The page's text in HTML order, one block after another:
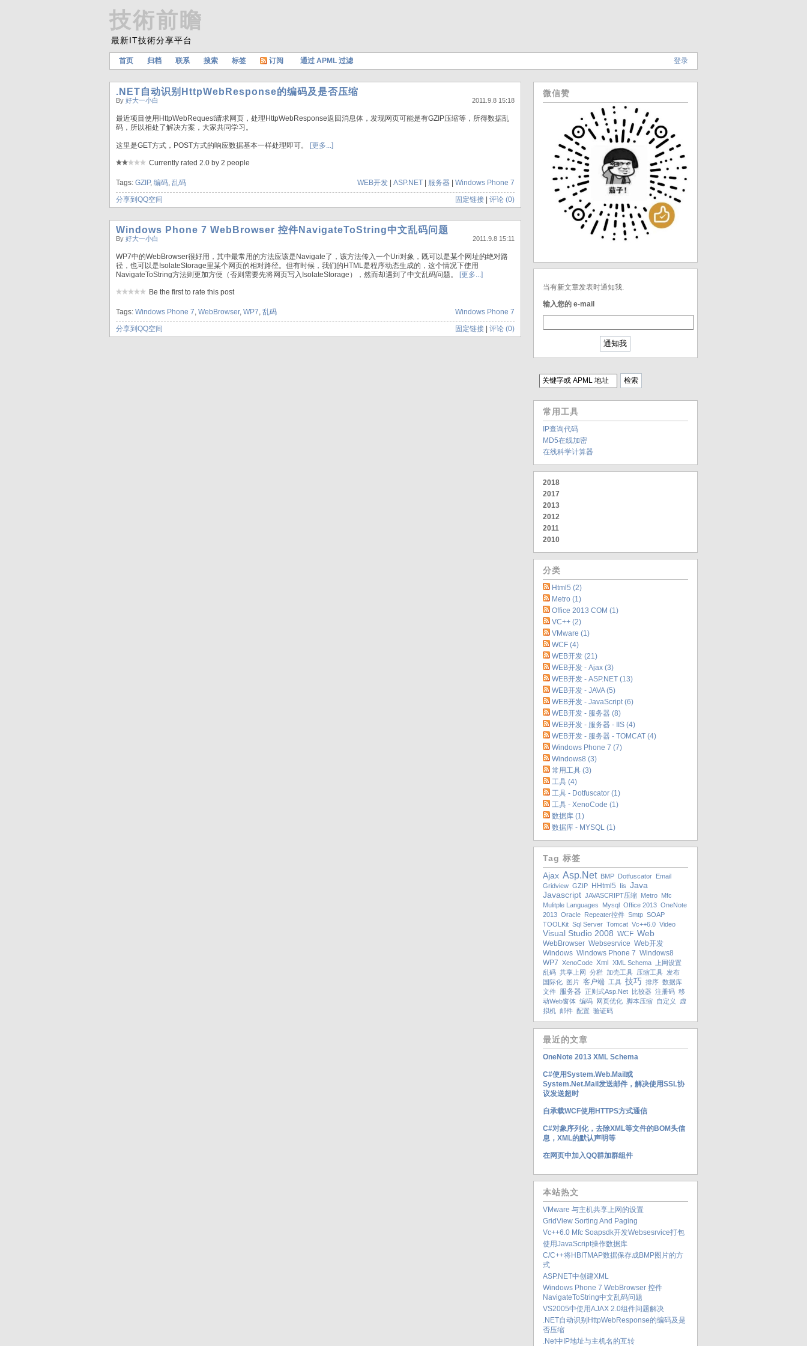
技術前瞻
最新IT技術分享平台
登录
首页 归档 联系 搜索 标签 订阅 通过 APML 过滤
.NET自动识别HttpWebResponse的编码及是否压缩
By 好大一小白 2011.9.8 15:18
最近项目使用HttpWebRequest请求网页，处理HttpWebResponse返回消息体，发现网页可能是有GZIP压缩等，所得数据乱
码，所以相处了解决方案，大家共同学习。
这里是GET方式，POST方式的响应数据基本一样处理即可。 [更多...]
Currently rated 2.0 by 2 people
Tags: GZIP, 编码, 乱码 WEB开发 ASP.NET 服务器
Windows Phone 7
分享到QQ空间
固定链接 评论 (0)
Windows Phone 7 WebBrowser 控件NavigateToString中文乱码问题
By 好大一小白 2011.9.8 15:11
WP7中的WebBrowser很好用，其中最常用的方法应该是Navigate了，该方法传入一个Uri对象，既可以是某个网址的绝对路
径，也可以是IsolateStorage里某个网页的相对路径。但有时候，我们的HTML是程序动态生成的，这个情况下使用
NavigateToString方法则更加方便（否则需要先将网页写入IsolateStorage），然而却遇到了中文乱码问题。
[更多...]
Be the first to rate this post
Tags: Windows Phone 7, WebBrowser, WP7, 乱码
Windows Phone 7
分享到QQ空间
固定链接 评论 (0)
微信赞
当有新文章发表时通知我.
输入您的 e-mail
常用工具
IP查询代码
MD5在线加密
在线科学计算器
2018
2017
2013
2012
2011
2010
分类
Html5 (2)
Metro (1)
Office 2013 COM (1)
VC++ (2)
VMware (1)
WCF (4)
WEB开发 (21)
WEB开发 - Ajax (3)
WEB开发 - ASP.NET (13)
WEB开发 - JAVA (5)
WEB开发 - JavaScript (6)
WEB开发 - 服务器 (8)
WEB开发 - 服务器 - IIS (4)
WEB开发 - 服务器 - TOMCAT (4)
Windows Phone 7 (7)
Windows8 (3)
常用工具 (3)
工具 (4)
工具 - Dotfuscator (1)
工具 - XenoCode (1)
数据库 (1)
数据库 - MYSQL (1)
Tag 标签
Ajax Asp.net BMP Dotfuscator
Email
Gridview GZIP HHtml5 Iis Java
Javascript JAVASCRIPT压缩 Metro
Mfc
Mulitple Languages
Mysql Office 2013 OneNote
2013 Oracle Repeater控件 Smtp SOAP
TOOLKit Sql Server Tomcat Vc++6.0 Video
Visual Studio 2008 WCF Web
WebBrowser Websesrvice Web开发
Windows Windows Phone 7 Windows8
WP7 XenoCode Xml XML Schema
上网设置
乱码 共享上网 分栏 加壳工具 压缩工具
发布
国际化
图片 客户端 工具 技巧 排序 数据库
文件
服务器 正则式asp.net 比较器 注册码 移
动web窗体 编码 网页优化 脚本压缩 自定义
虚
拟机 邮件 配置 验证码
最近的文章
OneNote 2013 XML Schema
C#使用System.Web.Mail或
System.Net.Mail发送邮件，解决使用SSL协
议发送超时
自承载WCF使用HTTPS方式通信
C#对象序列化，去除XML等文件的BOM头信
息，XML的默认声明等
在网页中加入QQ群加群组件
本站热文
VMware 与主机共享上网的设置
GridView Sorting And Paging
Vc++6.0 Mfc Soapsdk开发websesrvice打包
使用JavaScript操作数据库
C/c++将HBITMAP数据保存成BMP图片的方
式
ASP.NET中创建XML
Windows Phone 7 WebBrowser 控件
NavigateToString中文乱码问题
VS2005中使用AJAX 2.0组件问题解决
.NET自动识别HttpWebResponse的编码及是
否压缩
.Net中IP地址与主机名的互转